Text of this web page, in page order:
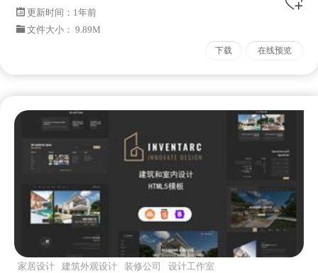
更新时间： 1年前
文件大小： 9.89M
下载 在线预览
家居设计 建筑外观设计 装修公司
设计工作室